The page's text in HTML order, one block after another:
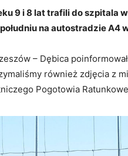
9 i 8 lat trafili do szpitala
na autostradzie
– Dębica
również zdjęcia z
Pogotowia